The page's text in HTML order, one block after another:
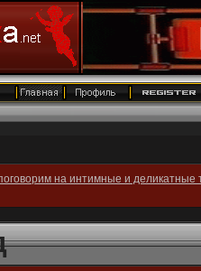
на интимные и деликатные